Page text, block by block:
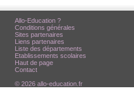
Allo-Education ?
Conditions générales
Sites partenaires
Liens partenaires
Liste des départements
Etablissements scolaires
Haut de page
Contact
© 2026 allo-education.fr